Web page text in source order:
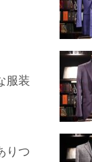
服装
りつ